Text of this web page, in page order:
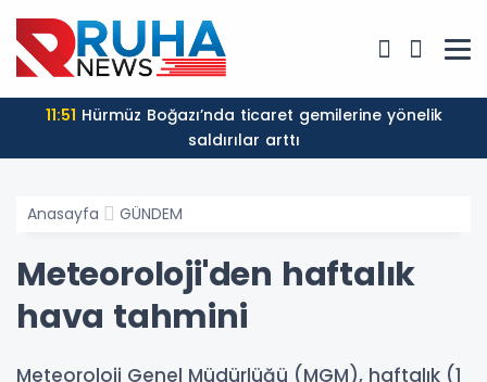
11:51
saldırılar arttı
Anasayfa GÜNDEM
Meteoroloji'den haftalık
hava tahmini
Meteoroloji Genel Müdürlüğü (MGM), haftalık (1